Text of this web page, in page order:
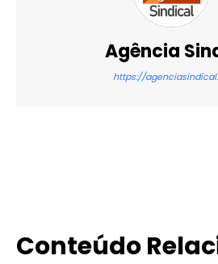
Agência
https://
Conteúdo